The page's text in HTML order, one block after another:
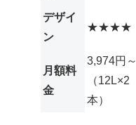
デザイ
ン
★★★★
月額料
金
3,974円～
（12L×2
本）